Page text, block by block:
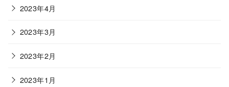
2023年4月
2023年3月
2023年2月
2023年1月